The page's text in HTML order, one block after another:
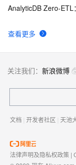
查看更多
AnalyticDB Zero-
关注我们： 新浪微博
文档 | 开发者社区 | 天池
法律声明及隐私权政策 |